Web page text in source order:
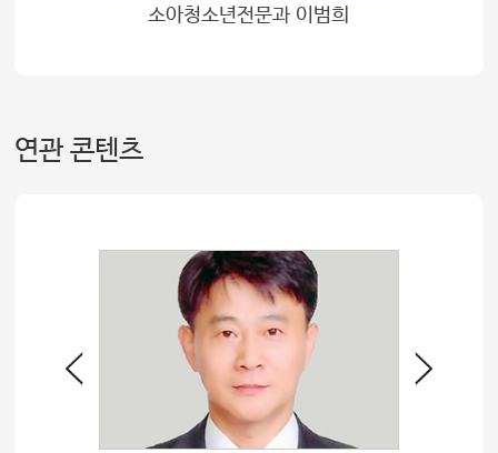
소아청소년전문과 이범희
연관 콘텐츠